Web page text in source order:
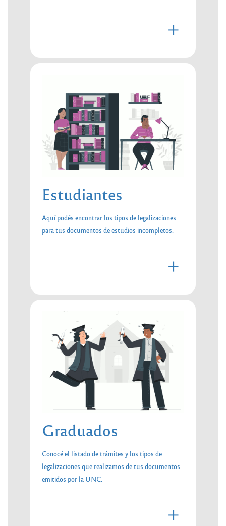
+
Estudiantes
Aquí podés encontrar los tipos de legalizaciones
para tus documentos de estudios incompletos.
+
Graduados
Conocé el listado de trámites y los tipos de
legalizaciones que realizamos de tus documentos
emitidos por la UNC.
+